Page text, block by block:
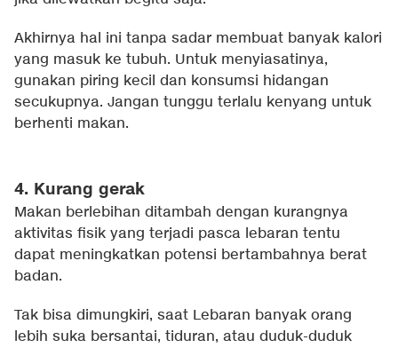
Akhirnya hal ini tanpa sadar membuat banyak kalori
yang masuk ke tubuh. Untuk menyiasatinya,
gunakan piring kecil dan konsumsi hidangan
secukupnya. Jangan tunggu terlalu kenyang untuk
berhenti makan.
4. Kurang gerak
Makan berlebihan ditambah dengan kurangnya
aktivitas fisik yang terjadi pasca lebaran tentu
dapat meningkatkan potensi bertambahnya berat
badan.
Tak bisa dimungkiri, saat Lebaran banyak orang
lebih suka bersantai, tiduran, atau duduk-duduk